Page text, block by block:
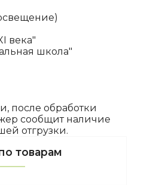
века"
школа"
после обработки
сообщит наличие
отгрузки.
товарам